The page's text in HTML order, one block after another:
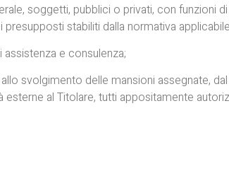
soggetti, pubblici o privati, con funzioni
stabiliti dalla normativa
e consulenza;
svolgimento delle mansioni assegnate,
al Titolare, tutti appositamente